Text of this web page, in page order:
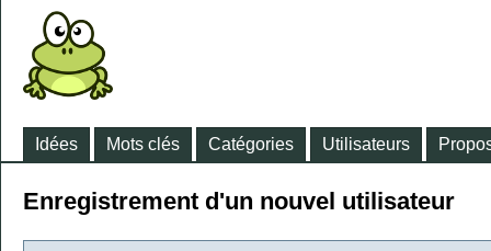
Idées Mots clés Catégories Utilisateurs
Enregistrement d'un nouvel utilisateur